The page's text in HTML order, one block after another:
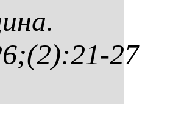
27